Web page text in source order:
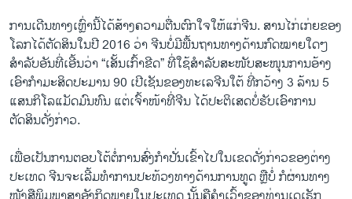
ການເດີນທາງເຫຼົ່ານີ້ໄດ້ສ້າງຄວາມຕື່ນຕົກໃຈໃຫ້ແກ່ຈີນ. ສານໄກ່ເກ່ຍຂອງ
ໂລກໄດ້ຕັດສິນໃນປີ 2016 ວ່າ ຈີນບໍ່ມີພື້ນຖານທາງດ້ານກົດໝາຍໃດໆ
ສຳລັບອັນທີ່ເອີ້ນວ່າ “ເສັ້ນເກົ້າຂີດ” ທີ່ໃຊ້ສຳລັບສະໜັບສະໜຸນການອ້າງ
ເອົາກຳມະສິດປະມານ 90 ເປີເຊັນຂອງທະເລຈີນໃຕ້ ທີ່ກວ້າງ 3 ລ້ານ 5
ແສນກິໂລແມັດມົນທົນ ແຕ່ເຈົ້າໜ້າທີ່ຈີນ ໄດ້ປະຕິເສດບໍ່ຮັບເອົາການ
ຕັດສິນດັ່ງກ່າວ.
ເພື່ອເປັນການຕອບໂຕ້ຕໍ່ການສົ່ງກຳປັ່ນເຂົ້າໄປໃນເຂດດັ່ງກ່າວຂອງຕ່າງ
ປະເທດ ຈີນຈະເລີ້ມທຳການປະທ້ວງທາງດ້ານການທູດ ຫຼືບໍ່ ກໍຜ່ານທາງ